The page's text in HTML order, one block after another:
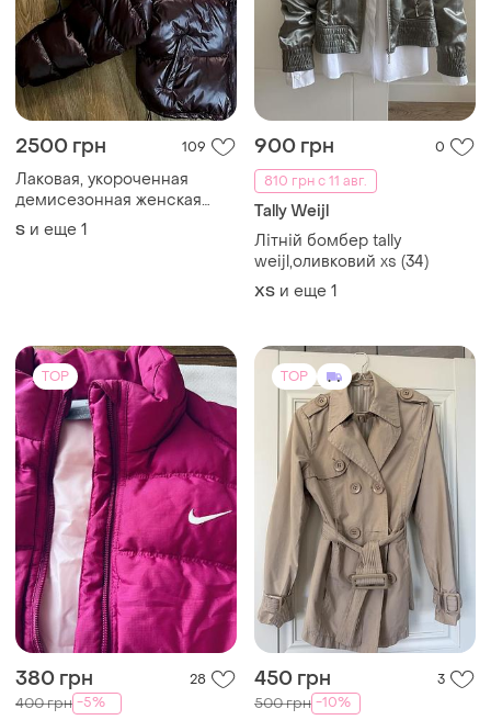
2500 грн 109
Лаковая, укороченная
демисезонная женская
куртка 42,44 размер
S и еще 1
900 грн
0
810 грн с 11 авг.
Tally Weijl
Літній бомбер tally
weijl,оливковий xs (34)
ХS и еще 1
TOP
380 грн 28
400 грн -5%
TOP
450 грн 3
500 грн -10%